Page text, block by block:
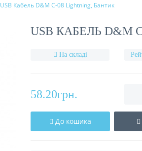
USB Кабель D&M C-08 Lightning, Бантик
USB КАБЕЛЬ D&M
На складі
58.20грн.
До кошика